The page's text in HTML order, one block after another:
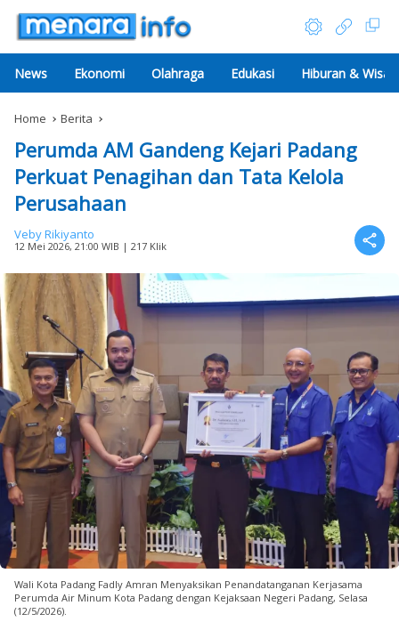
News Ekonomi Olahraga Edukasi Hiburan &
Home Berita
Perumda AM Gandeng Kejari Padang
Perkuat Penagihan dan Tata Kelola
Perusahaan
Veby Rikiyanto
12 Mei 2026, 21:00 WIB | 217 Klik
Wali Kota Padang Fadly Amran Menyaksikan Penandatanganan Kerjasama
Perumda Air Minum Kota Padang dengan Kejaksaan Negeri Padang, Selasa
(12/5/2026).